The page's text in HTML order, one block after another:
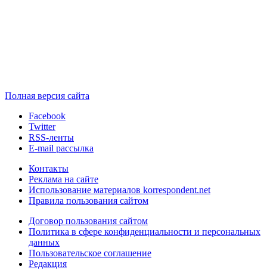
Полная версия сайта
Facebook
Twitter
RSS-ленты
E-mail рассылка
Контакты
Реклама на сайте
Использование материалов korrespondent.net
Правила пользования сайтом
Договор пользования сайтом
Политика в сфере конфиденциальности и персональных
данных
Пользовательское соглашение
Редакция